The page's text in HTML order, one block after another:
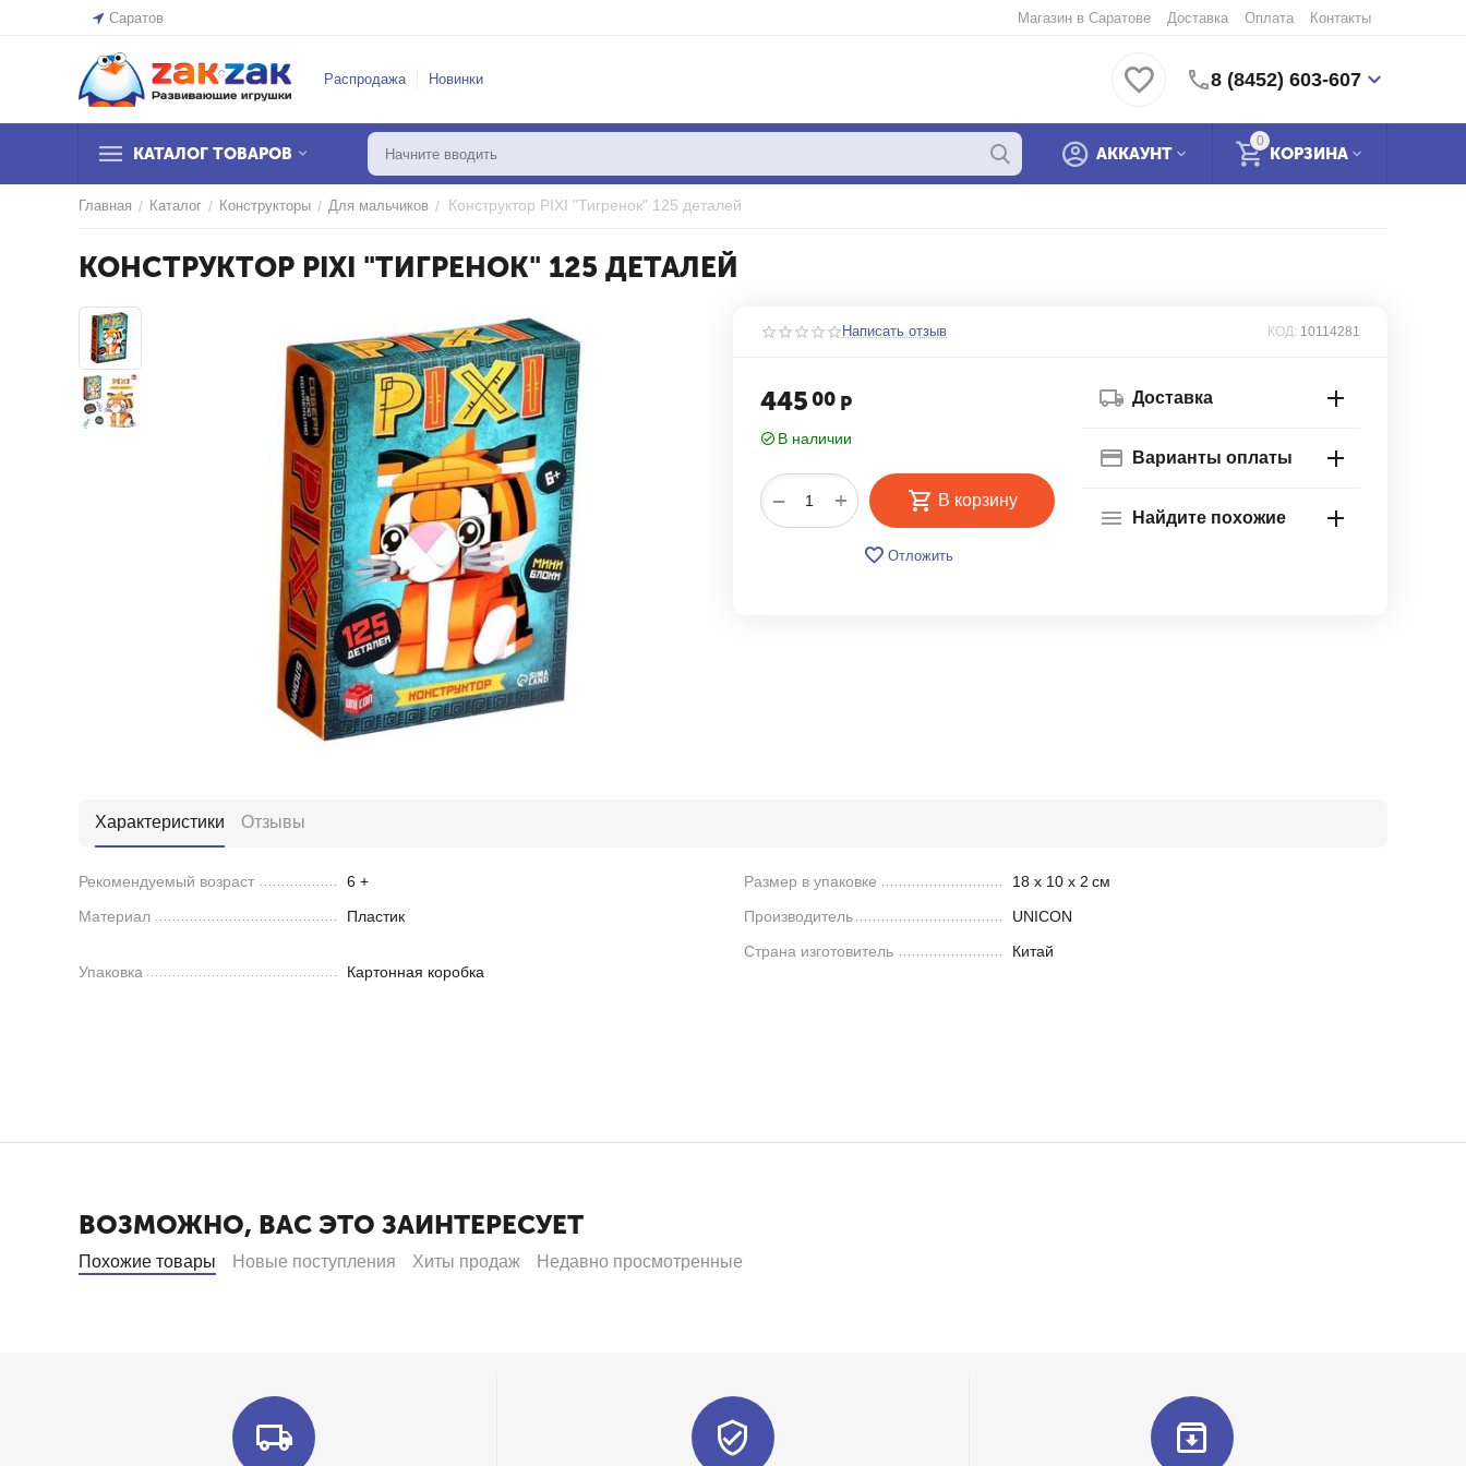
Саратов Магазин в Саратове Доставка Оплата Контакты
Распродажа Новинки 8 (8452) 603-607
КАТАЛОГ ТОВАРОВ
0
КОРЗИНА
АККАУНТ
Главная / Каталог / Конструкторы / Для мальчиков / Конструктор PIXI "Тигренок" 125 деталей
КОНСТРУКТОР PIXI "ТИГРЕНОК" 125 ДЕТАЛЕЙ
Написать отзыв КОД: 10114281
445 00 Р
В наличии
+
− В корзину
Отложить
Доставка
Варианты оплаты
Найдите похожие
Характеристики Отзывы
Рекомендуемый возраст
6 +
Материал
Пластик
Упаковка Картонная коробка
Размер в упаковке 18 х 10 х 2 см
Производитель
UNICON
Страна изготовитель
Китай
ВОЗМОЖНО, ВАС ЭТО ЗАИНТЕРЕСУЕТ
Похожие товары Новые поступления Хиты продаж Недавно просмотренные